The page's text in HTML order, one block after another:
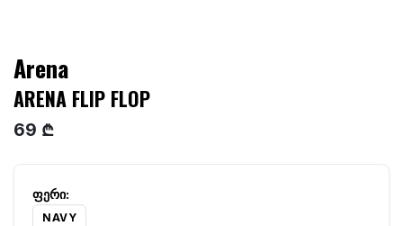
Arena
ARENA FLIP FLOP
69 ₾
NAVY